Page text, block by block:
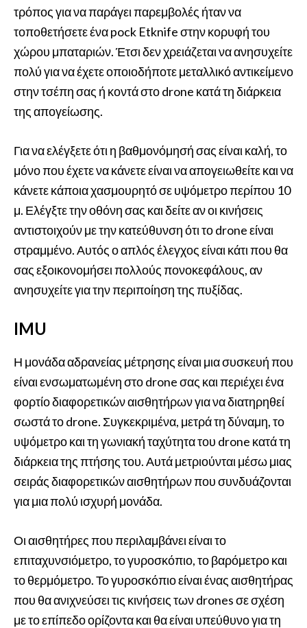
τρόπος για να παράγει παρεμβολές ήταν να
τοποθετήσετε ένα pock Etknife στην κορυφή του
χώρου μπαταριών. Έτσι δεν χρειάζεται να ανησυχείτε
πολύ για να έχετε οποιοδήποτε μεταλλικό αντικείμενο
στην τσέπη σας ή κοντά στο drone κατά τη διάρκεια
της απογείωσης.
Για να ελέγξετε ότι η βαθμονόμησή σας είναι καλή, το
μόνο που έχετε να κάνετε είναι να απογειωθείτε και να
κάνετε κάποια χασμουρητό σε υψόμετρο περίπου 10
μ. Ελέγξτε την οθόνη σας και δείτε αν οι κινήσεις
αντιστοιχούν με την κατεύθυνση ότι το drone είναι
στραμμένο. Αυτός ο απλός έλεγχος είναι κάτι που θα
σας εξοικονομήσει πολλούς πονοκεφάλους, αν
ανησυχείτε για την περιποίηση της πυξίδας.
IMU
Η μονάδα αδρανείας μέτρησης είναι μια συσκευή που
είναι ενσωματωμένη στο drone σας και περιέχει ένα
φορτίο διαφορετικών αισθητήρων για να διατηρηθεί
σωστά το drone. Συγκεκριμένα, μετρά τη δύναμη, το
υψόμετρο και τη γωνιακή ταχύτητα του drone κατά τη
διάρκεια της πτήσης του. Αυτά μετριούνται μέσω μιας
σειράς διαφορετικών αισθητήρων που συνδυάζονται
για μια πολύ ισχυρή μονάδα.
Οι αισθητήρες που περιλαμβάνει είναι το
επιταχυνσιόμετρο, το γυροσκόπιο, το βαρόμετρο και
το θερμόμετρο. Το γυροσκόπιο είναι ένας αισθητήρας
που θα ανιχνεύσει τις κινήσεις των drones σε σχέση
με το επίπεδο ορίζοντα και θα είναι υπεύθυνο για τη